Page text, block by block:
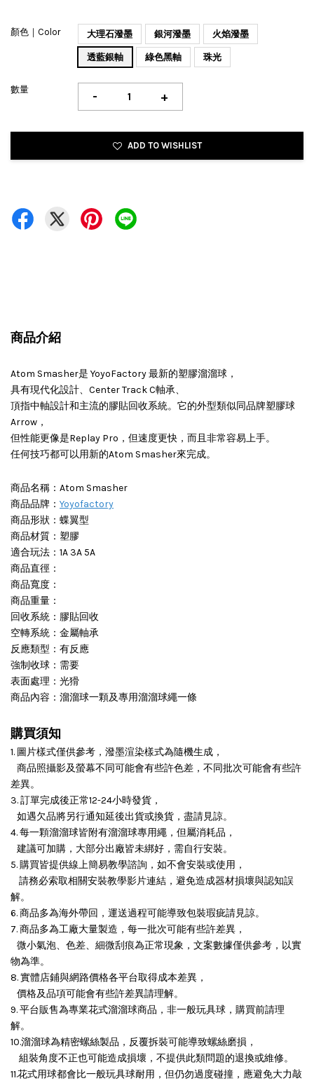
顏色｜Color 大理石潑墨 銀河潑墨 火焰潑墨
透藍銀軸 綠色黑軸 珠光
數量 - +
ADD TO WISHLIST
商品介紹
Atom Smasher是 YoyoFactory 最新的塑膠溜溜球，
具有現代化設計、Center Track C軸承、
頂指中軸設計和主流的膠貼回收系統。它的外型類似同品牌塑膠球
Arrow，
但性能更像是Replay Pro，但速度更快，而且非常容易上手。
任何技巧都可以用新的Atom Smasher來完成。
商品名稱：Atom Smasher
商品品牌： Yoyofactory
商品形狀：蝶翼型
商品材質：塑膠
適合玩法：1A 3A 5A
商品直徑：
商品寬度：
商品重量：
回收系統：膠貼回收
空轉系統：金屬軸承
反應類型：有反應
強制收球：需要
表面處理：光猾
商品內容：溜溜球一顆及專用溜溜球繩一條
購買須知
1. 圖片樣式僅供參考，潑墨渲染樣式為隨機生成，
商品照攝影及螢幕不同可能會有些許色差，不同批次可能會有些許
差異。
3. 訂單完成後正常12-24小時發貨，
如遇欠品將另行通知延後出貨或換貨，盡請見諒。
4. 每一顆溜溜球皆附有溜溜球專用繩，但屬消耗品，
建議可加購，大部分出廠皆未綁好，需自行安裝。
5. 購買皆提供線上簡易教學諮詢，如不會安裝或使用，
請務必索取相關安裝教學影片連結，避免造成器材損壞與認知誤
解。
6. 商品多為海外帶回，運送過程可能導致包裝瑕疵請見諒。
7. 商品多為工廠大量製造，每一批次可能有些許差異，
微小氣泡、色差、細微刮痕為正常現象，文案數據僅供參考，以實
物為準。
8. 實體店鋪與網路價格各平台取得成本差異，
價格及品項可能會有些許差異請理解。
9. 平台販售為專業花式溜溜球商品，非一般玩具球，購買前請理
解。
10.溜溜球為精密螺絲製品，反覆拆裝可能導致螺絲磨損，
組裝角度不正也可能造成損壞， 不提供此類問題的退換或維修。
11.花式用球都會比一般玩具球耐用，但仍勿過度碰撞，應避免大力敲